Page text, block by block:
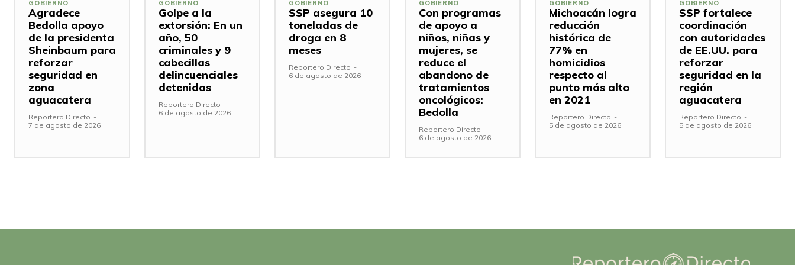
GOBIERNO
Agradece
Bedolla apoyo
de la presidenta
Sheinbaum para
reforzar
seguridad en
zona
aguacatera
Reportero Directo -
7 de agosto de 2026
GOBIERNO
Golpe a la
extorsión: En un
año, 50
criminales y 9
cabecillas
delincuenciales
detenidas
Reportero Directo -
6 de agosto de 2026
GOBIERNO
SSP asegura 10
toneladas de
droga en 8
meses
Reportero Directo -
6 de agosto de 2026
GOBIERNO
Con programas
de apoyo a
niños, niñas y
mujeres, se
reduce el
abandono de
tratamientos
oncológicos:
Bedolla
Reportero Directo -
6 de agosto de 2026
GOBIERNO
Michoacán logra
reducción
histórica de
77% en
homicidios
respecto al
punto más alto
en 2021
Reportero Directo -
5 de agosto de 2026
GOBIERNO
SSP fortalece
coordinación
con autoridades
de EE.UU. para
reforzar
seguridad en la
región
aguacatera
Reportero Directo -
5 de agosto de 2026